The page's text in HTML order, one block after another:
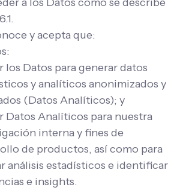
y acepta que:
los Datos para generar datos
y analíticos anonimizados y
(Datos Analíticos); y
Datos Analíticos para nuestra
interna y fines de
de productos, así como para
análisis estadísticos e identificar
e insights.